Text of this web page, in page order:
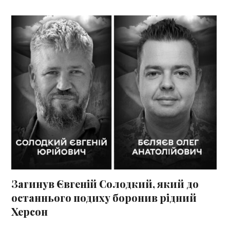
Загинув Євгеній Солодкий, який до
останнього подиху боронив рідний
Херсон